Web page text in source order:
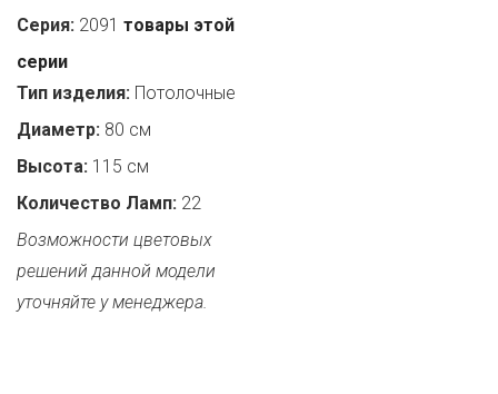
Серия: 2091 товары этой
серии
Тип изделия: Потолочные
Диаметр: 80 см
Высота: 115 см
Количество Ламп: 22
Возможности цветовых
решений данной модели
уточняйте у менеджера.